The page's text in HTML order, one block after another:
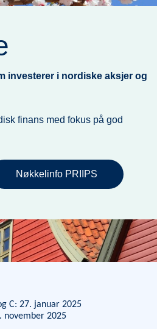
investerer i nordiske aksjer og
finans med fokus på god
Nøkkelinfo PRIIPS
C: 27. januar 2025
november 2025